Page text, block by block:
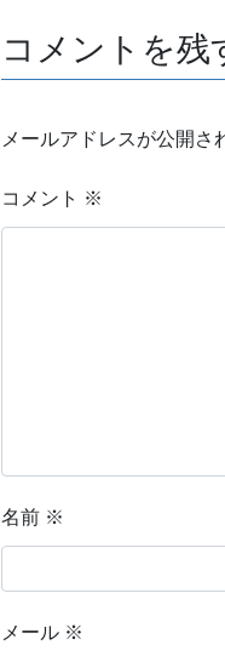
コメントを残
メールアドレスが公開さ
コメント ※
名前 ※
メール ※